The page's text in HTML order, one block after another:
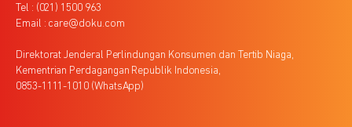
Tel : (021) 1500 963
Email : care@doku.com
Direktorat Jenderal Perlindungan Konsumen dan Tertib Niaga,
Kementrian Perdagangan Republik Indonesia,
0853-1111-1010 (WhatsApp)